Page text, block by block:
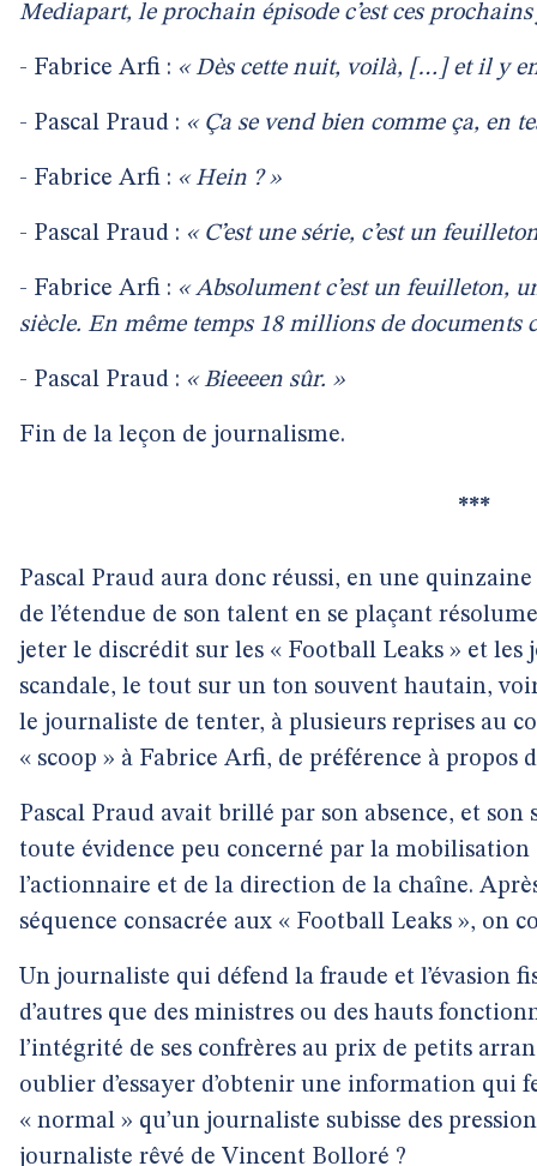
Mediapart, le prochain épisode c’est ces
- Fabrice Arfi : « Dès cette nuit, voilà, […] et il y
- Pascal Praud : « Ça se vend bien comme ça, en
- Fabrice Arfi : « Hein ? »
- Pascal Praud : « C’est une série, c’est un
- Fabrice Arfi : « Absolument c’est un feuilleton,
siècle. En même temps 18 millions de documents
- Pascal Praud : « Bieeeen sûr. »
Fin de la leçon de journalisme.
***
Pascal Praud aura donc réussi, en une
de l’étendue de son talent en se plaçant
jeter le discrédit sur les « Football Leaks » et
scandale, le tout sur un ton souvent hautain,
le journaliste de tenter, à plusieurs reprises au
« scoop » à Fabrice Arfi, de préférence à propos
Pascal Praud avait brillé par son absence, et
toute évidence peu concerné par la mobilisation
l’actionnaire et de la direction de la chaîne.
séquence consacrée aux « Football Leaks », on
Un journaliste qui défend la fraude et l’évasion
d’autres que des ministres ou des hauts
l’intégrité de ses confrères au prix de petits
oublier d’essayer d’obtenir une information qui
« normal » qu’un journaliste subisse des
journaliste rêvé de Vincent Bolloré ?